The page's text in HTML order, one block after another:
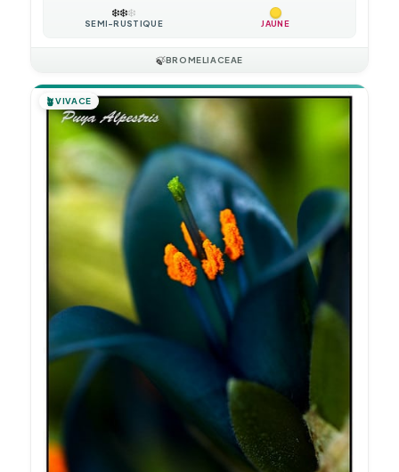
❄️❄️❄️
SEMI-RUSTIQUE JAUNE
🍃BROMELIACEAE
🪴VIVACE